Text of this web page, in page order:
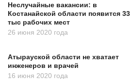
Неслучайные вакансии: в
Костанайской области появится 33
тыс рабочих мест
26 июня 2020 года
Атырауской области не хватает
инженеров и врачей
16 июня 2020 года